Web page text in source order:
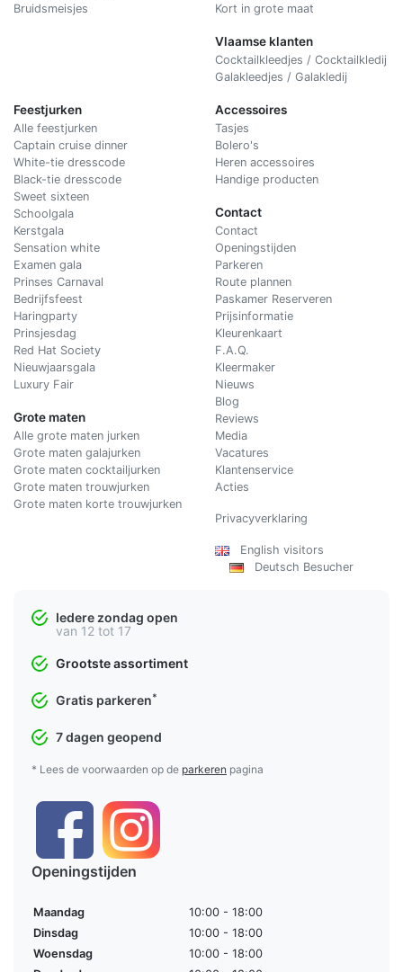
Bruidsmeisjes
Kort in grote maat
Vlaamse klanten
Cocktailkleedjes / Cocktailkledij
Galakleedjes / Galakledij
Feestjurken
Alle feestjurken
Captain cruise dinner
White-tie dresscode
Black-tie dresscode
Sweet sixteen
Schoolgala
Kerstgala
Sensation white
Examen gala
Prinses Carnaval
Bedrijfsfeest
Haringparty
Prinsjesdag
Red Hat Society
Nieuwjaarsgala
Luxury Fair
Grote maten
Alle grote maten jurken
Grote maten galajurken
Grote maten cocktailjurken
Grote maten trouwjurken
Grote maten korte trouwjurken
Accessoires
Tasjes
Bolero's
Heren accessoires
Handige producten
Contact
Contact
Openingstijden
Parkeren
Route plannen
Paskamer Reserveren
Prijsinformatie
Kleurenkaart
F.A.Q.
Kleermaker
Nieuws
Blog
Reviews
Media
Vacatures
Klantenservice
Acties
Privacyverklaring
English visitors
Deutsch Besucher
Iedere zondag open
van 12 tot 17
Grootste assortiment
Gratis parkeren*
7 dagen geopend
* Lees de voorwaarden op de parkeren pagina
Openingstijden
Maandag
10:00 - 18:00
Dinsdag
10:00 - 18:00
Woensdag
10:00 - 18:00